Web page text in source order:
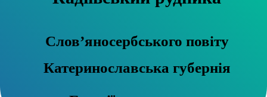
Слов’яносербського повіту
Катеринославська губернія